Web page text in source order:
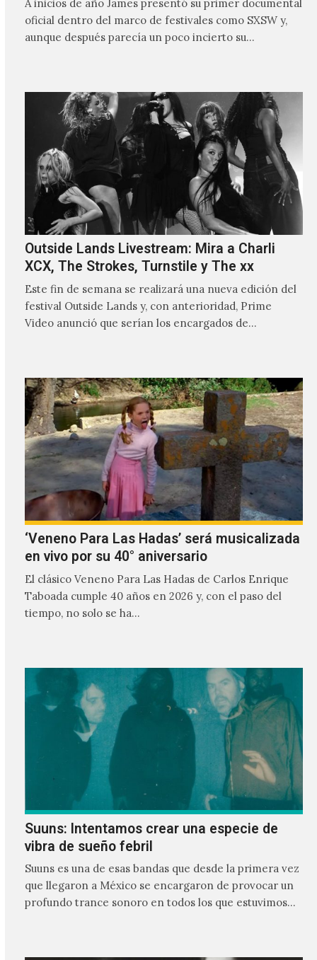
A inicios de año James presentó su primer documental
oficial dentro del marco de festivales como SXSW y,
aunque después parecía un poco incierto su…
Outside Lands Livestream: Mira a Charli
XCX, The Strokes, Turnstile y The xx
Este fin de semana se realizará una nueva edición del
festival Outside Lands y, con anterioridad, Prime
Video anunció que serían los encargados de
‘Veneno Para Las Hadas’ será musicalizada
en vivo por su 40° aniversario
El clásico Veneno Para Las Hadas de Carlos Enrique
Taboada cumple 40 años en 2026 y, con el paso del
tiempo, no solo se ha…
Suuns: Intentamos crear una especie de
vibra de sueño febril
Suuns es una de esas bandas que desde la primera vez
que llegaron a México se encargaron de provocar un
profundo trance sonoro en todos los que estuvimos